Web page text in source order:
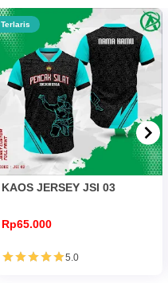
Terlaris
KAOS JERSEY JSI 03
Rp65.000
5.0